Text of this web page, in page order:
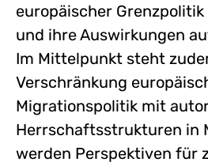
europäischer Grenzpolitik
und ihre Auswirkungen
Im Mittelpunkt steht
Verschränkung
Migrationspolitik mit
Herrschaftsstrukturen in
werden Perspektiven für